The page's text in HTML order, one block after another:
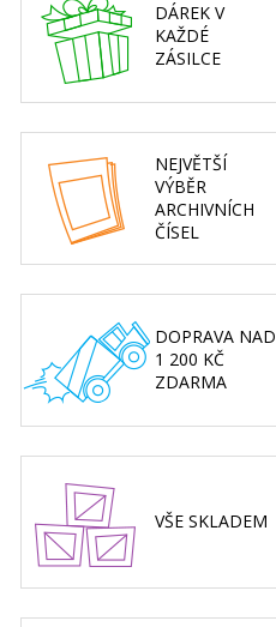
DÁREK V
KAŽDÉ
ZÁSILCE
NEJVĚTŠÍ
VÝBĚR
ARCHIVNÍCH
ČÍSEL
DOPRAVA NAD
1 200 KČ
ZDARMA
VŠE SKLADEM